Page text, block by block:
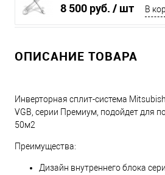
8 500 руб. / шт В
ОПИСАНИЕ ТОВАРА
Инверторная сплит-система
VGB, серии Премиум, подойдет для
50м2
Преимущества:
Дизайн внутреннего блока